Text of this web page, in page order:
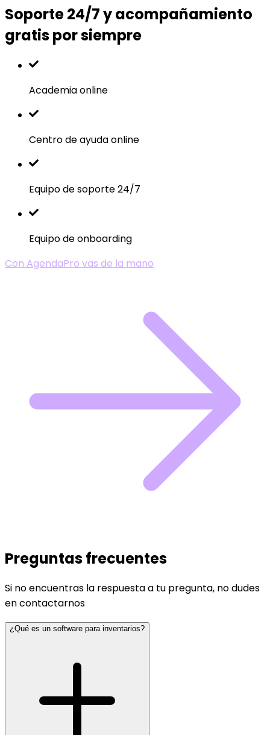
Soporte 24/7 y acompañamiento
gratis por siempre
Academia online
Centro de ayuda online
Equipo de soporte 24/7
Equipo de onboarding
Con AgendaPro vas de la mano
Preguntas frecuentes
Si no encuentras la respuesta a tu pregunta, no dudes
en contactarnos
¿Qué es un software para inventarios?